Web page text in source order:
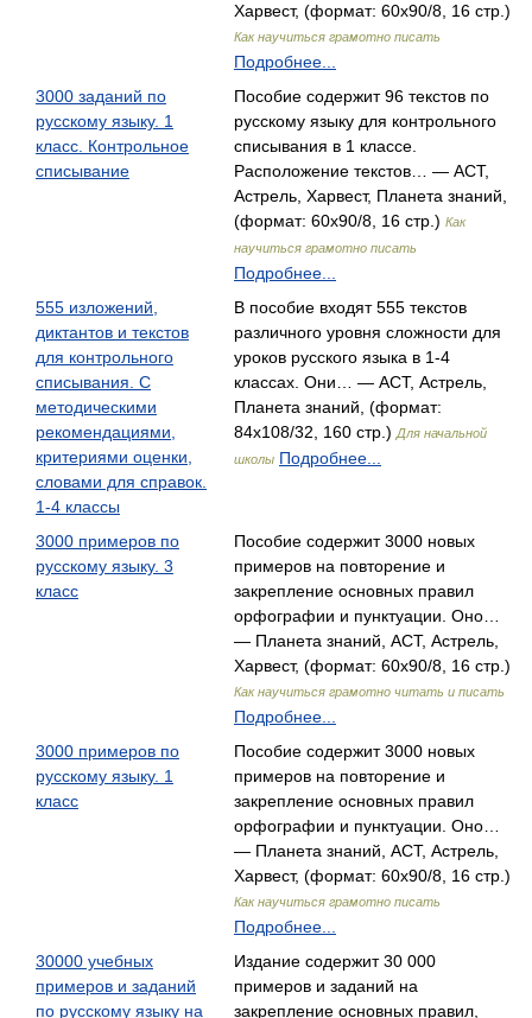
Харвест, (формат: 60x90/8, 16 стр.)
Как научиться грамотно писать
Подробнее...
3000 заданий по
русскому языку. 1
класс. Контрольное
списывание
Пособие содержит 96 текстов по
русскому языку для контрольного
списывания в 1 классе.
Расположение текстов… — АСТ,
Астрель, Харвест, Планета знаний,
(формат: 60x90/8, 16 стр.) Как
научиться грамотно писать
Подробнее...
555 изложений,
диктантов и текстов
для контрольного
списывания. С
методическими
рекомендациями,
критериями оценки,
словами для справок.
1-4 классы
В пособие входят 555 текстов
различного уровня сложности для
уроков русского языка в 1-4
классах. Они… — АСТ, Астрель,
Планета знаний, (формат:
84x108/32, 160 стр.) Для начальной
школы Подробнее...
3000 примеров по
русскому языку. 3
класс
Пособие содержит 3000 новых
примеров на повторение и
закрепление основных правил
орфографии и пунктуации. Оно…
— Планета знаний, АСТ, Астрель,
Харвест, (формат: 60x90/8, 16 стр.)
Как научиться грамотно читать и писать
Подробнее...
3000 примеров по
русскому языку. 1
класс
Пособие содержит 3000 новых
примеров на повторение и
закрепление основных правил
орфографии и пунктуации. Оно…
— Планета знаний, АСТ, Астрель,
Харвест, (формат: 60x90/8, 16 стр.)
Как научиться грамотно писать
Подробнее...
30000 учебных
примеров и заданий
по русскому языку на
Издание содержит 30 000
примеров и заданий на
закрепление основных правил,